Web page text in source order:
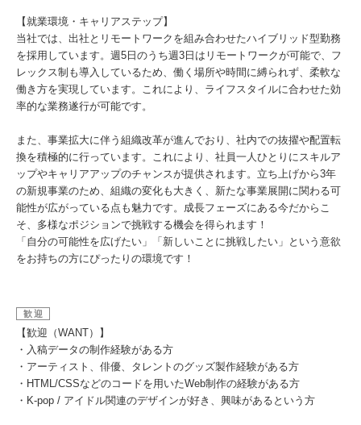
【就業環境・キャリアステップ】
当社では、出社とリモートワークを組み合わせたハイブリッド型勤務
を採用しています。週5日のうち週3日はリモートワークが可能で、フ
レックス制も導入しているため、働く場所や時間に縛られず、柔軟な
働き方を実現しています。これにより、ライフスタイルに合わせた効
率的な業務遂行が可能です。
また、事業拡大に伴う組織改革が進んでおり、社内での抜擢や配置転
換を積極的に行っています。これにより、社員一人ひとりにスキルア
ップやキャリアアップのチャンスが提供されます。立ち上げから3年
の新規事業のため、組織の変化も大きく、新たな事業展開に関わる可
能性が広がっている点も魅力です。成長フェーズにある今だからこ
そ、多様なポジションで挑戦する機会を得られます！
「自分の可能性を広げたい」「新しいことに挑戦したい」という意欲
をお持ちの方にぴったりの環境です！
歓迎
【歓迎（WANT）】
・入稿データの制作経験がある方
・アーティスト、俳優、タレントのグッズ製作経験がある方
・HTML/CSSなどのコードを用いたWeb制作の経験がある方
・K-pop / アイドル関連のデザインが好き、興味があるという方